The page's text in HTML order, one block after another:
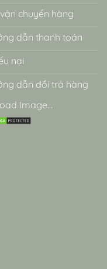
chuyển hàng
dẫn thanh toán
nại
dẫn đổi trả hàng
Image...